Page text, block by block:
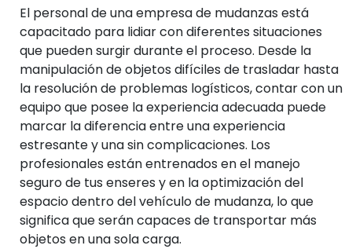
El personal de una empresa de mudanzas está
capacitado para lidiar con diferentes situaciones
que pueden surgir durante el proceso. Desde la
manipulación de objetos difíciles de trasladar hasta
la resolución de problemas logísticos, contar con un
equipo que posee la experiencia adecuada puede
marcar la diferencia entre una experiencia
estresante y una sin complicaciones. Los
profesionales están entrenados en el manejo
seguro de tus enseres y en la optimización del
espacio dentro del vehículo de mudanza, lo que
significa que serán capaces de transportar más
objetos en una sola carga.